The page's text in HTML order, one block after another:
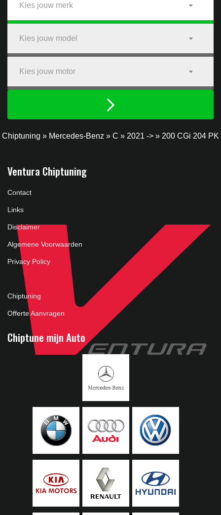
Kies jouw merk
Kies jouw model
Kies jouw motor
Chiptuning » Mercedes-Benz » C » 2021 -> » 200 CGi 204 PK
Ventura Chiptuning
Contact
Links
Disclaimer
Algemene Voorwaarden
Privacy Policy
Chiptuning
Offerte Aanvragen
Chiptune mijn Auto